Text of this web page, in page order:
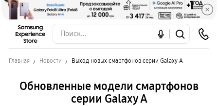
Главная Новости Выход новых смартфонов серии Galaxy A
Обновленные модели смартфонов
серии Galaxy A